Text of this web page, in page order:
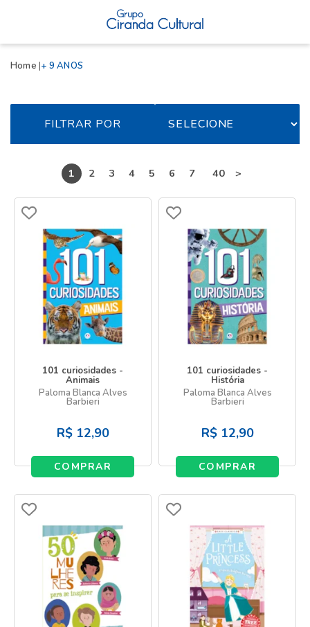
Home + 9 ANOS
FILTRAR POR
1 2 3 4 5 6 7 40 >
101 curiosidades -
Animais
Paloma Blanca Alves
Barbieri
R$ 12,90
COMPRAR
101 curiosidades -
História
Paloma Blanca Alves
Barbieri
R$ 12,90
COMPRAR